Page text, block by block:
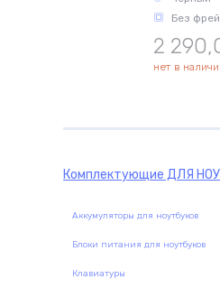
Без
2
нет в
Комплектующие ДЛЯ
Аккумуляторы для ноутбуков
Блоки питания для ноутбуков
Клавиатуры